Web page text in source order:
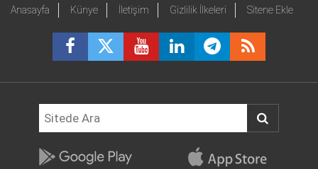
Anasayfa Künye İletişim Gizlilik İlkeleri Sitene Ekle